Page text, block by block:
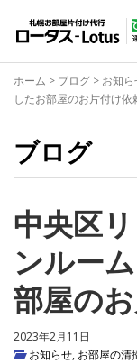
ホーム > ブログ > お知ら
したお部屋のお片付け依
ブログ
中央区
ンルー
部屋の
2023年2月11日
お知らせ, お部屋の清